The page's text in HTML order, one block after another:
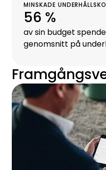
MINSKADE
56 %
av sin budget
genomsnitt på